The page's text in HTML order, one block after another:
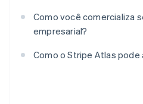
Como você comercializa
empresarial?
Como o Stripe Atlas pode